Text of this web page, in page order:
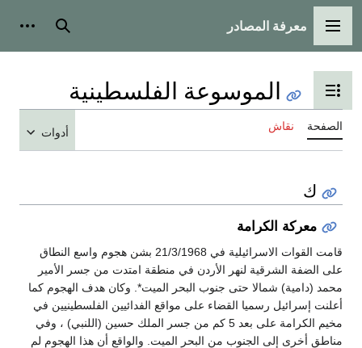
القائمة الرئيسية
معرفة المصادر بحث
تبديل عرض جدول المحتويات
الموسوعة الفلسطينية
الصفحة نقاش أدوات
ك
معركة الكرامة
قامت القوات الاسرائيلية في 21/3/1968 بشن هجوم واسع النطاق
على الضفة الشرقية لنهر الأردن في منطقة امتدت من جسر الأمير
محمد (دامية) شمالا حتى جنوب البحر الميت*. وكان هدف الهجوم كما
أعلنت إسرائيل رسميا القضاء على مواقع الفدائيين الفلسطينيين في
مخيم الكرامة على بعد 5 كم من جسر الملك حسين (اللنبي) ، وفي
مناطق أخرى إلى الجنوب من البحر الميت. والواقع أن هذا الهجوم لم